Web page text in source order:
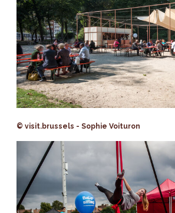
© visit.brussels - Sophie Voituron